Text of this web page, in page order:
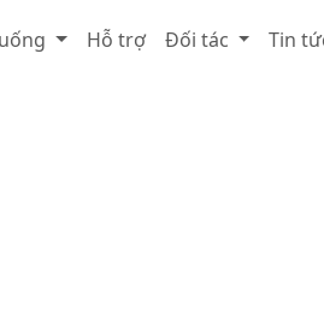
Hỗ trợ Đối tác Tin